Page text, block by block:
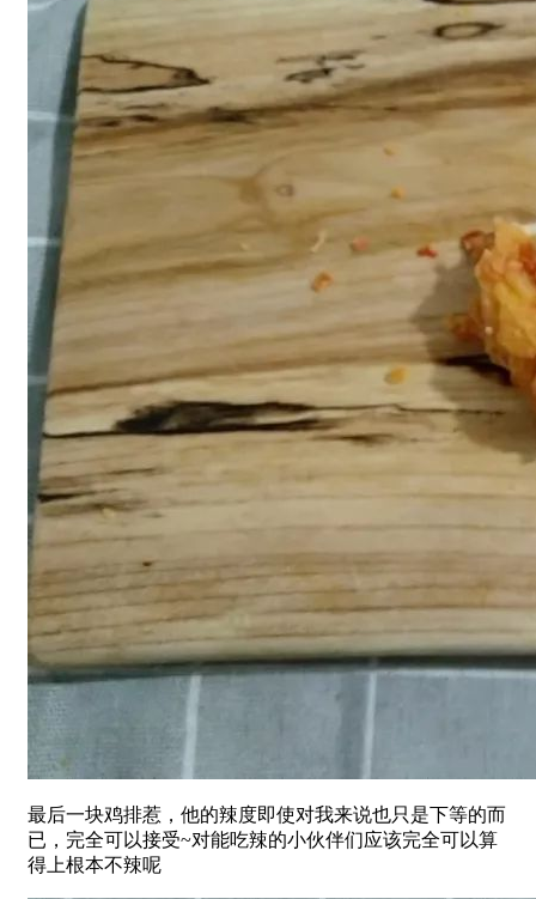
最后一块鸡排惹，他的辣度即使对我来说也只是下等的而
已，完全可以接受~对能吃辣的小伙伴们应该完全可以算
得上根本不辣呢